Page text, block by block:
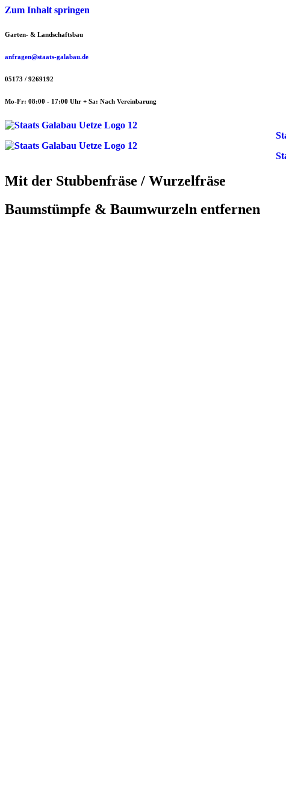
Zum Inhalt springen
Garten- & Landschaftsbau
anfragen@staats-galabau.de
05173 / 9269192
Mo-Fr: 08:00 - 17:00 Uhr + Sa: Nach Vereinbarung
Mit der Stubbenfräse / Wurzelfräse
Baumstümpfe & Baumwurzeln entfernen